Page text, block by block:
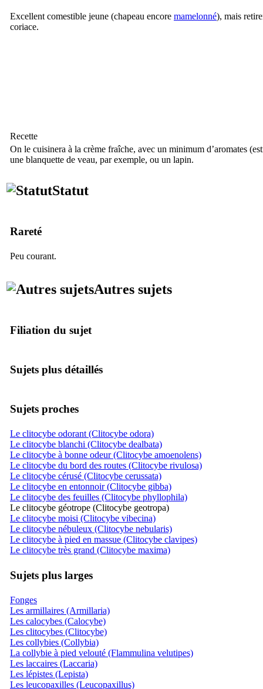
Excellent comestible jeune (chapeau encore mamelonné), mais
coriace.
Recette
On le cuisinera à la crème fraîche, avec un minimum d’aromates
une blanquette de veau, par exemple, ou un lapin.
Statut
Rareté
Peu courant.
Autres sujets
Filiation du sujet
Sujets plus détaillés
Sujets proches
Le clitocybe odorant (Clitocybe odora)
Le clitocybe blanchi (Clitocybe dealbata)
Le clitocybe à bonne odeur (Clitocybe amoenolens)
Le clitocybe du bord des routes (Clitocybe rivulosa)
Le clitocybe cérusé (Clitocybe cerussata)
Le clitocybe en entonnoir (Clitocybe gibba)
Le clitocybe des feuilles (Clitocybe phyllophila)
Le clitocybe géotrope (Clitocybe geotropa)
Le clitocybe moisi (Clitocybe vibecina)
Le clitocybe nébuleux (Clitocybe nebularis)
Le clitocybe à pied en massue (Clitocybe clavipes)
Le clitocybe très grand (Clitocybe maxima)
Sujets plus larges
Fonges
Les armillaires (Armillaria)
Les calocybes (Calocybe)
Les clitocybes (Clitocybe)
Les collybies (Collybia)
La collybie à pied velouté (Flammulina velutipes)
Les laccaires (Laccaria)
Les lépistes (Lepista)
Les leucopaxilles (Leucopaxillus)